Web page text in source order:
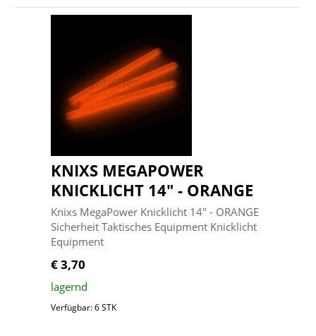
KNIXS MEGAPOWER
KNICKLICHT 14" - ORANGE
Knixs MegaPower Knicklicht 14" - ORANGE
Sicherheit Taktisches Equipment Knicklicht
Equipment
€ 3,70
lagernd
Verfügbar: 6 STK